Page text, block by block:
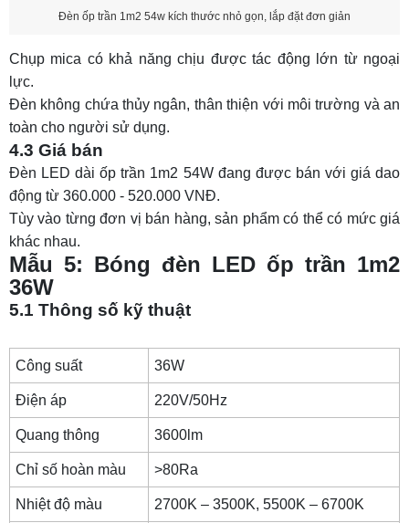
Đèn ốp trần 1m2 54w kích thước nhỏ gọn, lắp đặt đơn giản
Chụp mica có khả năng chịu được tác động lớn từ ngoại
lực.
Đèn không chứa thủy ngân, thân thiện với môi trường và an
toàn cho người sử dụng.
4.3 Giá bán
Đèn LED dài ốp trần 1m2 54W đang được bán với giá dao
động từ 360.000 - 520.000 VNĐ.
Tùy vào từng đơn vị bán hàng, sản phẩm có thể có mức giá
khác nhau.
Mẫu 5: Bóng đèn LED ốp trần 1m2
36W
5.1 Thông số kỹ thuật
Công suất 36W
Điện áp 220V/50Hz
Quang thông 3600lm
Chỉ số hoàn màu >80Ra
Nhiệt độ màu 2700K – 3500K, 5500K – 6700K